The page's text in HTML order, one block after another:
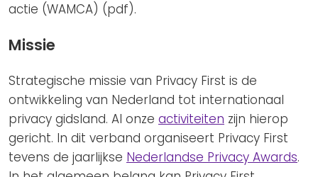
actie (WAMCA) (pdf).
Missie
Strategische missie van Privacy First is de
ontwikkeling van Nederland tot internationaal
privacy gidsland. Al onze activiteiten zijn hierop
gericht. In dit verband organiseert Privacy First
tevens de jaarlijkse Nederlandse Privacy Awards.